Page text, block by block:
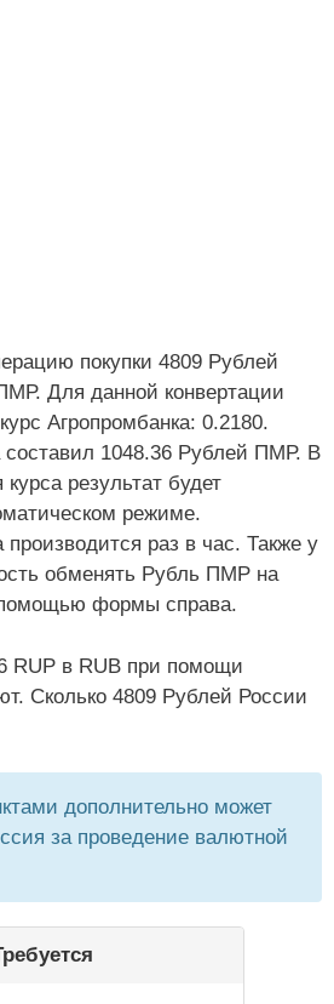
покупки 4809 Рублей
Для данной конвертации
Агропромбанка: 0.2180.
составил 1048.36 Рублей ПМР. В
результат будет
режиме.
раз в час. Также у
обменять Рубль ПМР на
формы справа.
RUP в RUB при помощи
Сколько 4809 Рублей России
дополнительно может
за проведение валютной